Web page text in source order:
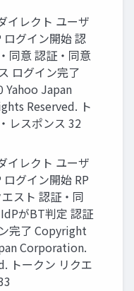
イレクト ユーザ
ログイン開始 認
同意 認証・同意
ログイン完了
Yahoo Japan
Reserved. ト
レスポンス 32
イレクト ユーザ
グイン開始 RP
スト 認証・同
がBT判定 認証
完了 Copyright
Corporation.
トークン リクエ